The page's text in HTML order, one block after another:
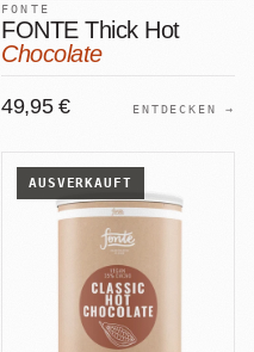
FONTE
FONTE Thick Hot
Chocolate
49,95 € ENTDECKEN →
AUSVERKAUFT